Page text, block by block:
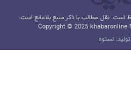
است. نقل مطالب با ذکر منبع بلامانع است.
Copyright © 2025 khabaronline
نستوه